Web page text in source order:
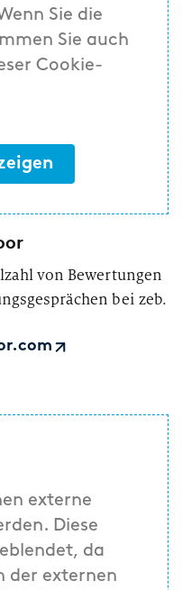
Sie die
Sie auch
Cookie-
von Bewertungen
bei zeb.
externe
Diese
da
der externen